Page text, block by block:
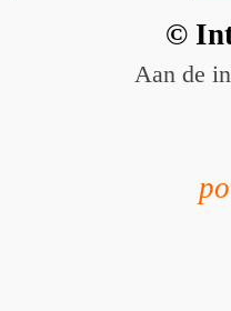
©
Aan de